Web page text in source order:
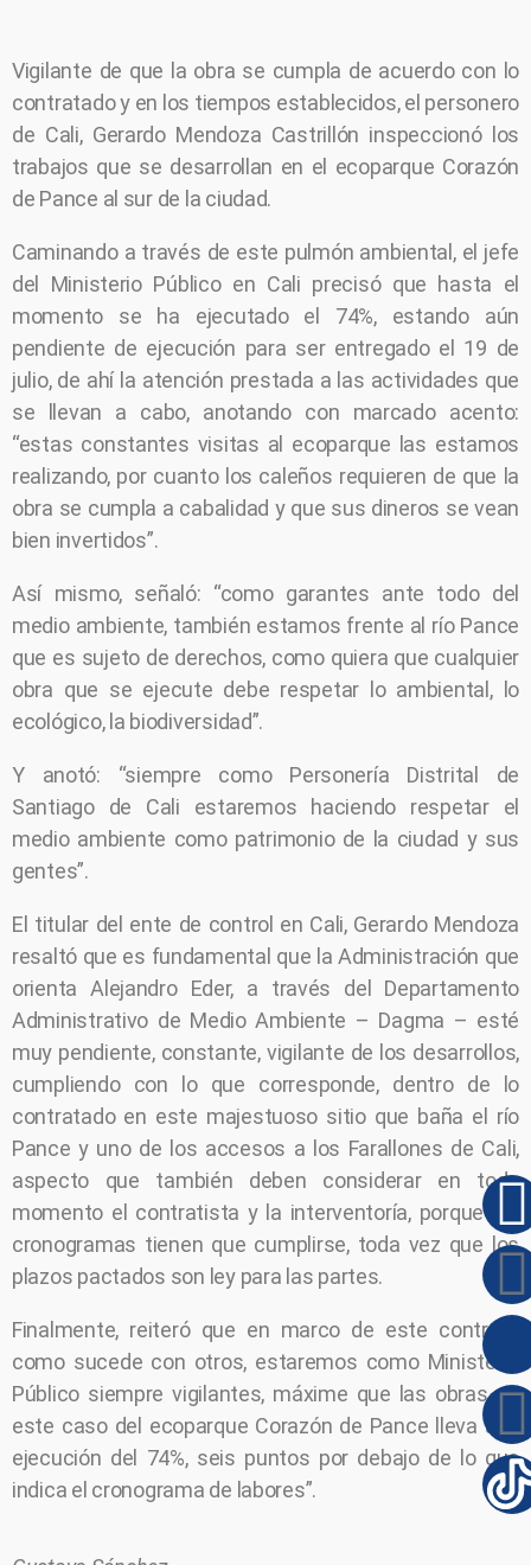
Vigilante de que la obra se cumpla de acuerdo con lo
contratado y en los tiempos establecidos, el personero
de Cali, Gerardo Mendoza Castrillón inspeccionó los
trabajos que se desarrollan en el ecoparque Corazón
de Pance al sur de la ciudad.
Caminando a través de este pulmón ambiental, el jefe
del Ministerio Público en Cali precisó que hasta el
momento se ha ejecutado el 74%, estando aún
pendiente de ejecución para ser entregado el 19 de
julio, de ahí la atención prestada a las actividades que
se llevan a cabo, anotando con marcado acento:
“estas constantes visitas al ecoparque las estamos
realizando, por cuanto los caleños requieren de que la
obra se cumpla a cabalidad y que sus dineros se vean
bien invertidos”.
Así mismo, señaló: “como garantes ante todo del
medio ambiente, también estamos frente al río Pance
que es sujeto de derechos, como quiera que cualquier
obra que se ejecute debe respetar lo ambiental, lo
ecológico, la biodiversidad”.
Y anotó: “siempre como Personería Distrital de
Santiago de Cali estaremos haciendo respetar el
medio ambiente como patrimonio de la ciudad y sus
gentes”.
El titular del ente de control en Cali, Gerardo Mendoza
resaltó que es fundamental que la Administración que
orienta Alejandro Eder, a través del Departamento
Administrativo de Medio Ambiente – Dagma – esté
muy pendiente, constante, vigilante de los desarrollos,
cumpliendo con lo que corresponde, dentro de lo
contratado en este majestuoso sitio que baña el río
Pance y uno de los accesos a los Farallones de Cali,
aspecto que también deben considerar en todo
momento el contratista y la interventoría, porque los
cronogramas tienen que cumplirse, toda vez que los
plazos pactados son ley para las partes.
Finalmente, reiteró que en marco de este contrato
como sucede con otros, estaremos como Ministerio
Público siempre vigilantes, máxime que las obras en
este caso del ecoparque Corazón de Pance lleva una
ejecución del 74%, seis puntos por debajo de lo que
indica el cronograma de labores”.